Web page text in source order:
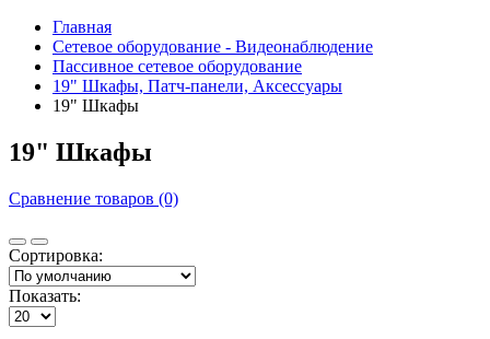
Главная
Сетевое оборудование - Видеонаблюдение
Пассивное сетевое оборудование
19" Шкафы, Патч-панели, Аксессуары
19" Шкафы
19" Шкафы
Сравнение товаров (0)
Сортировка:
Показать: